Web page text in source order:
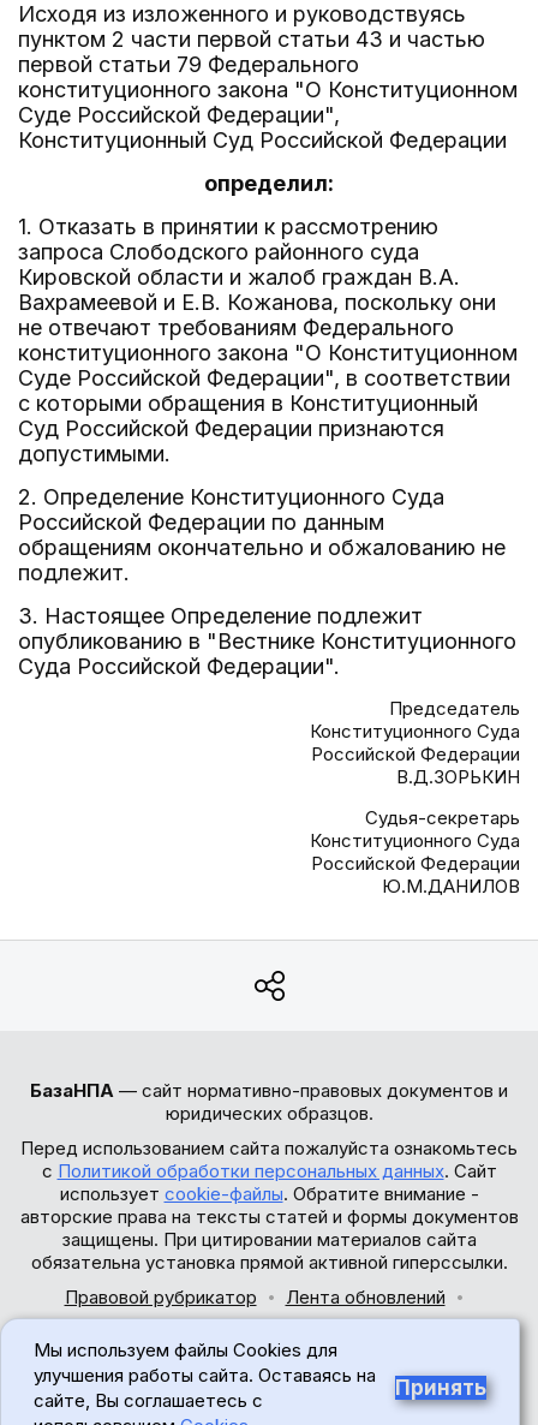
Исходя из изложенного и руководствуясь
пунктом 2 части первой статьи 43 и частью
первой статьи 79 Федерального
конституционного закона "О Конституционном
Суде Российской Федерации",
Конституционный Суд Российской Федерации
определил:
1. Отказать в принятии к рассмотрению
запроса Слободского районного суда
Кировской области и жалоб граждан В.А.
Вахрамеевой и Е.В. Кожанова, поскольку они
не отвечают требованиям Федерального
конституционного закона "О Конституционном
Суде Российской Федерации", в соответствии
с которыми обращения в Конституционный
Суд Российской Федерации признаются
допустимыми.
2. Определение Конституционного Суда
Российской Федерации по данным
обращениям окончательно и обжалованию не
подлежит.
3. Настоящее Определение подлежит
опубликованию в "Вестнике Конституционного
Суда Российской Федерации".
Председатель
Конституционного Суда
Российской Федерации
В.Д.ЗОРЬКИН
Судья-секретарь
Конституционного Суда
Российской Федерации
Ю.М.ДАНИЛОВ
БазаНПА — сайт нормативно-правовых документов и
юридических образцов.
Перед использованием сайта пожалуйста ознакомьтесь
с Политикой обработки персональных данных. Сайт
использует cookie-файлы. Обратите внимание -
авторские права на тексты статей и формы документов
защищены. При цитировании материалов сайта
обязательна установка прямой активной гиперссылки.
Правовой рубрикатор
Лента обновлений
© 2017-2026
18+
Мы используем файлы Cookies для
улучшения работы сайта. Оставаясь на
сайте, Вы соглашаетесь с
Принять